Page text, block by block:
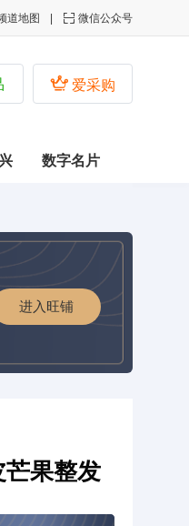
 微信公众号
道地图
 爱采购
数字名片
进入旺铺
芒果整发